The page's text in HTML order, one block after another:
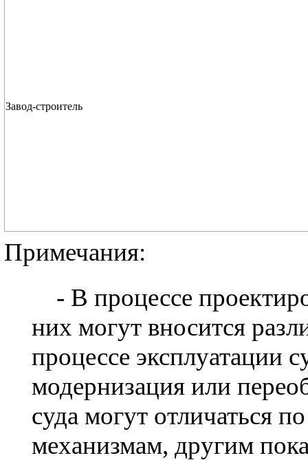
Завод-строитель
Примечания:
- В процессе
них могут вносится
процессе эксплуатации
модернизация или
суда могут отличаться
механизмам, другим